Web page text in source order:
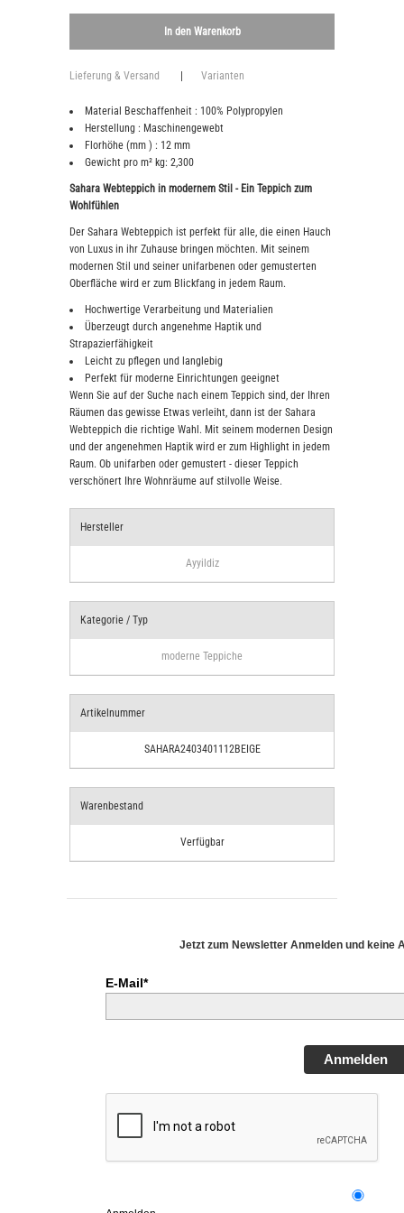
Lieferung & Versand Varianten
Material Beschaffenheit : 100% Polypropylen
Herstellung : Maschinengewebt
Florhöhe (mm ) : 12 mm
Gewicht pro m² kg: 2,300
Sahara Webteppich in modernem Stil - Ein Teppich zum
Wohlfühlen
Der Sahara Webteppich ist perfekt für alle, die einen Hauch
von Luxus in ihr Zuhause bringen möchten. Mit seinem
modernen Stil und seiner unifarbenen oder gemusterten
Oberfläche wird er zum Blickfang in jedem Raum.
Hochwertige Verarbeitung und Materialien
Überzeugt durch angenehme Haptik und
Strapazierfähigkeit
Leicht zu pflegen und langlebig
Perfekt für moderne Einrichtungen geeignet
Wenn Sie auf der Suche nach einem Teppich sind, der Ihren
Räumen das gewisse Etwas verleiht, dann ist der Sahara
Webteppich die richtige Wahl. Mit seinem modernen Design
und der angenehmen Haptik wird er zum Highlight in jedem
Raum. Ob unifarben oder gemustert - dieser Teppich
verschönert Ihre Wohnräume auf stilvolle Weise.
Hersteller
Ayyildiz
Kategorie / Typ
moderne Teppiche
Artikelnummer
SAHARA2403401112BEIGE
Warenbestand
Verfügbar
Jetzt zum Newsletter Anmelden und keine
E-Mail*
Anmelden